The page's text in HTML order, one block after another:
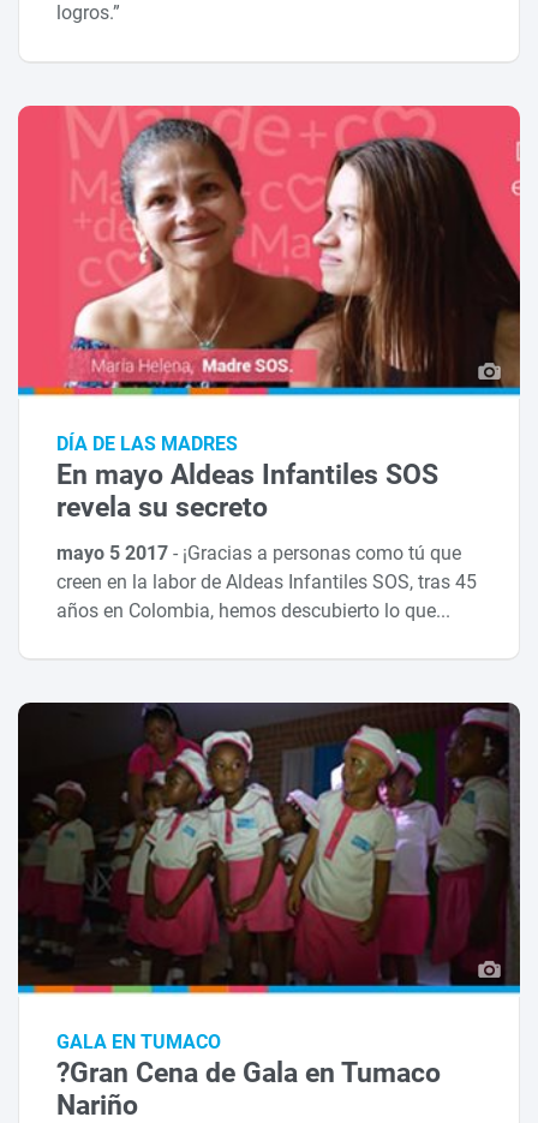
logros.”
DÍA DE LAS MADRES
En mayo Aldeas Infantiles SOS
revela su secreto
mayo 5 2017- ¡Gracias a personas como tú que
creen en la labor de Aldeas Infantiles SOS, tras 45
años en Colombia, hemos descubierto lo que...
GALA EN TUMACO
?Gran Cena de Gala en Tumaco
Nariño